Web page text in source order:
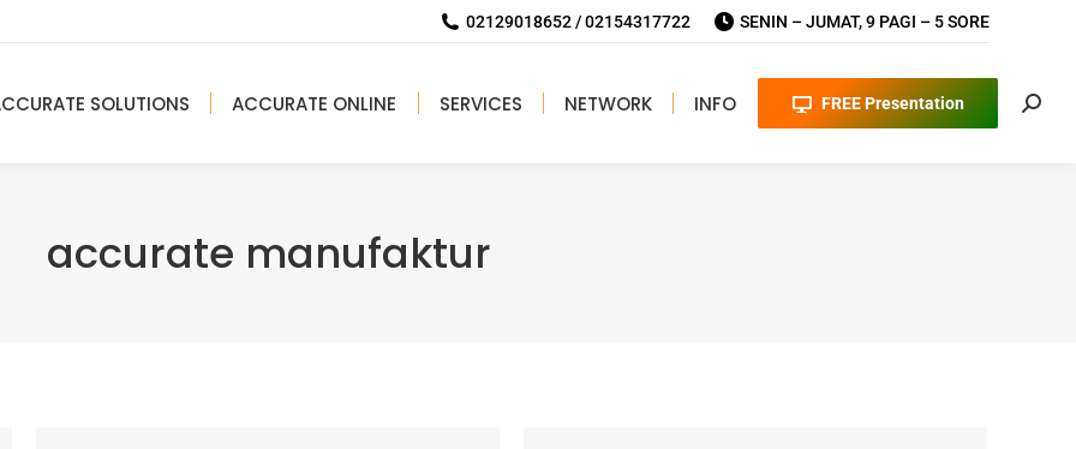
02129018652 / 02154317722 SENIN – JUMAT, 9 PAGI – 5 SORE
SOLUTIONS ACCURATE ONLINE SERVICES NETWORK INFO FREE Presentation
accurate manufaktur